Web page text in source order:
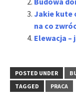
Jakie kute
na co
Elewacja –
POSTED UNDER
TAGGED
PRACA